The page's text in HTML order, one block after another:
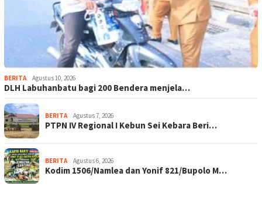
BERITA Agustus 10, 2026
DLH Labuhanbatu bagi 200 Bendera menjela…
BERITA Agustus 7, 2026
PTPN IV Regional I Kebun Sei Kebara Beri…
BERITA Agustus 6, 2026
Kodim 1506/Namlea dan Yonif 821/Bupolo M…